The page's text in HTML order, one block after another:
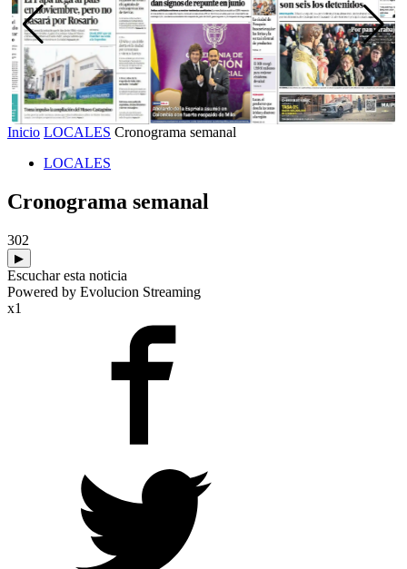
Inicio LOCALES Cronograma semanal
LOCALES
Cronograma semanal
302
▶
Escuchar esta noticia
Powered by Evolucion Streaming
x1